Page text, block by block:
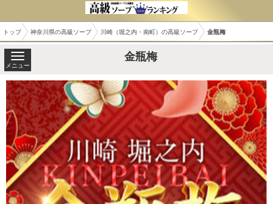
トップ 神奈川県の高級ソープ 川崎（堀之内・南町）の高級ソープ 金瓶梅
メニュー
金瓶梅